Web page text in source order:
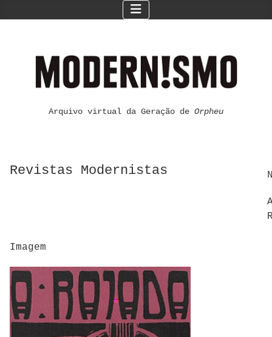
Arquivo virtual da Geração de Orpheu
Revistas Modernistas
Imagem